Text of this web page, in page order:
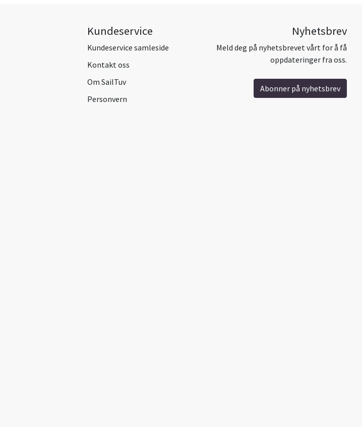
Kundeservice
Kundeservice samleside
Kontakt oss
Om SailTuv
Personvern
Nyhetsbrev
Meld deg på nyhetsbrevet vårt for å få
oppdateringer fra oss.
Abonner på nyhetsbrev